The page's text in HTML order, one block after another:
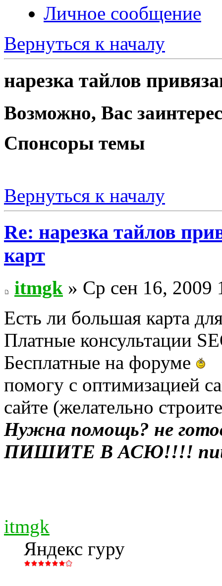
Личное сообщение
Вернуться к началу
нарезка тайлов
Возможно, Вас
Спонсоры темы
Вернуться к началу
Re: нарезка тайлов
карт
itmgk » Ср сен 16, 2009
Есть ли большая карта
Платные консультации
Бесплатные на форуме
помогу с оптимизацией
сайте (желательно
Нужна помощь? не
ПИШИТЕ В АСЮ!!!!
itmgk
Яндекс гуру